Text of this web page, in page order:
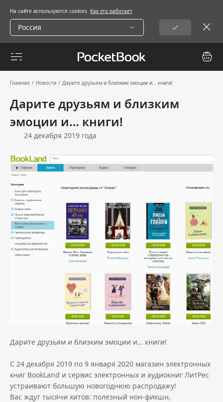
На сайте используются cookies. Как это работает
Россия
Главная / Новости / Дарите друзьям и близким эмоции и… книги!
Дарите друзьям и близким
эмоции и… книги!
24 декабря 2019 года
Дарите друзьям и близким эмоции и… книги!
С 24 декабря 2019 по 9 января 2020 магазин электронных
книг BookLand и сервис электронных и аудиокниг ЛитРес
устраивают большую новогоднюю распродажу!
Вас ждут тысячи хитов: полезный нон-фикшн,